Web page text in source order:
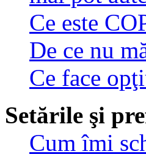
Ce este
De ce nu
Ce face
Setările şi
Cum îmi